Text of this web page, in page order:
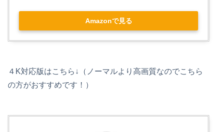
Amazonで見る
４K対応版はこちら↓（ノーマルより高画質なのでこちら
の方がおすすめです！）